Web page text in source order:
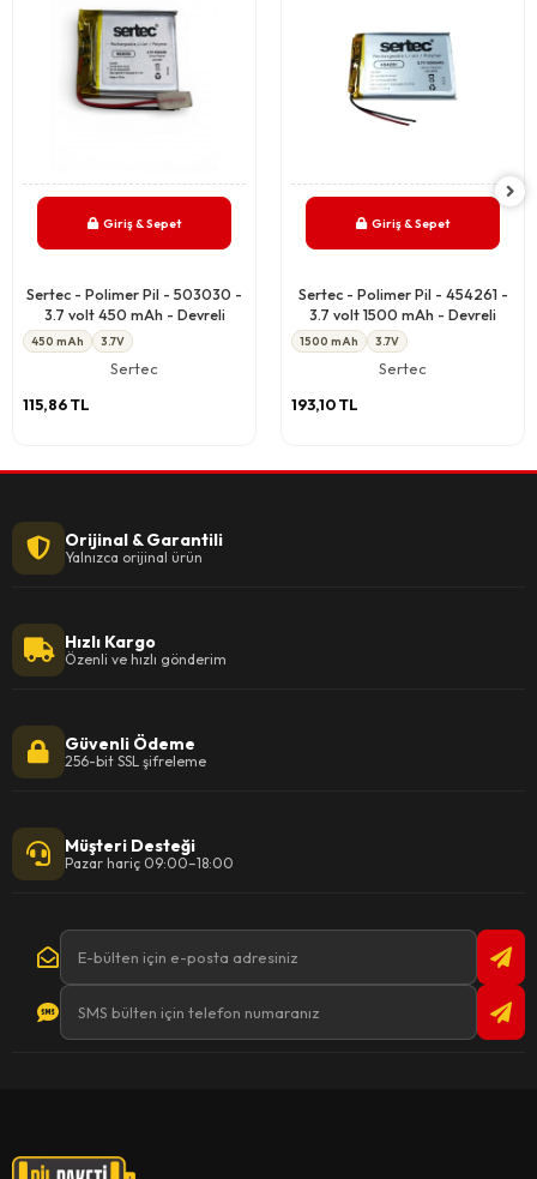
Giriş & Sepet
Sertec - Polimer Pil - 503030 -
3.7 volt 450 mAh - Devreli
450 mAh 3.7V
Sertec
115,86 TL
Giriş & Sepet
Sertec - Polimer Pil - 454261 -
3.7 volt 1500 mAh - Devreli
1500 mAh 3.7V
Sertec
193,10 TL
Orijinal & Garantili
Yalnızca orijinal ürün
Hızlı Kargo
Özenli ve hızlı gönderim
Güvenli Ödeme
256-bit SSL şifreleme
Müşteri Desteği
Pazar hariç 09:00–18:00